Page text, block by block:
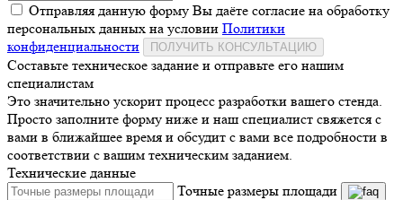
Отправляя данную форму Вы даёте согласие на обработку
персональных данных на условии Политики
конфиденциальности
ПОЛУЧИТЬ КОНСУЛЬТАЦИЮ
Составьте техническое задание и отправьте его нашим
специалистам
Это значительно ускорит процесс разработки вашего стенда.
Просто заполните форму ниже и наш специалист свяжется с
вами в ближайшее время и обсудит с вами все подробности в
соответствии с вашим техническим заданием.
Технические данные
Точные размеры площади